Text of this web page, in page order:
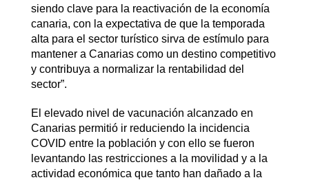
siendo clave para la reactivación de la economía
canaria, con la expectativa de que la temporada
alta para el sector turístico sirva de estímulo para
mantener a Canarias como un destino competitivo
y contribuya a normalizar la rentabilidad del
sector”.
El elevado nivel de vacunación alcanzado en
Canarias permitió ir reduciendo la incidencia
COVID entre la población y con ello se fueron
levantando las restricciones a la movilidad y a la
actividad económica que tanto han dañado a la